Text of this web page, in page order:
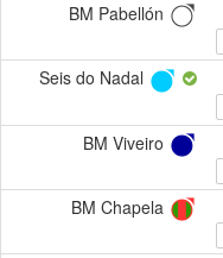
BM Pabellón
Seis do Nadal
BM Viveiro
BM Chapela